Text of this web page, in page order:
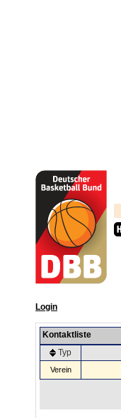
Login
Kontaktliste
Typ
Verein